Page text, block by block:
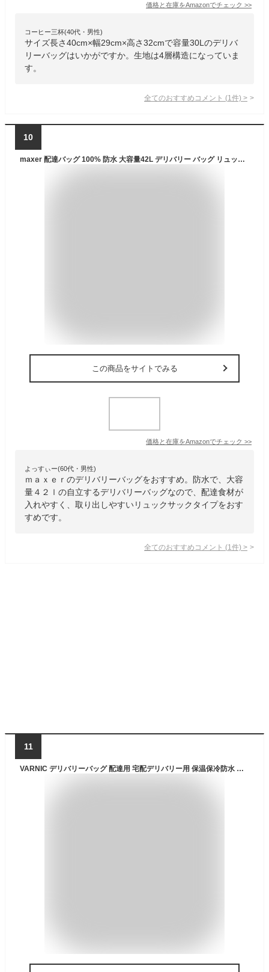
価格と在庫をAmazonでチェック >>
コーヒー三杯(40代・男性)
サイズ長さ40cm×幅29cm×高さ32cmで容量30Lのデリバ
リーバッグはいかがですか。生地は4層構造になっていま
す。
全てのおすすめコメント (1 件) >
10
maxer 配達バッグ 100% 防水 大容量42L デリバリー バッグ リュック 宅配 バッグ ピザ 寿司 ポーチ 保温 保冷バッグ 配達 パッケージ （ブラック）
この商品をサイトでみる
価格と在庫をAmazonでチェック >>
よっすぃー(60代・男性)
ｍａｘｅｒのデリバリーバッグをおすすめ。防水で、大容
量４２ｌの自立するデリバリーバッグなので、配達食材が
入れやすく、取り出しやすいリュックサックタイプをおす
すめです。
全てのおすすめコメント (1 件) >
11
VARNIC デリバリーバッグ 配達用 宅配デリバリー用 保温保冷防水 折りたたみ式 大容量 軽量 耐荷重 調節可能なT字型下見板張り アウトドア キャンプにも ケータリング (40L)